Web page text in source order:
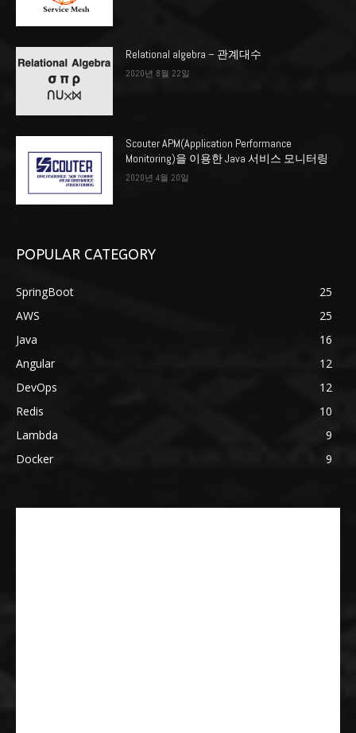
Relational algebra – 관계대수
2020년 8월 22일
Scouter APM(Application Performance
Monitoring)을 이용한 Java 서비스 모니터링
2020년 4월 20일
POPULAR CATEGORY
SpringBoot
25
AWS
25
Java
16
Angular
12
DevOps
12
Redis
10
Lambda
9
Docker
9